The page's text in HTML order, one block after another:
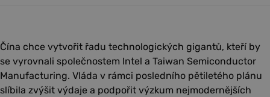
Čína chce vytvořit řadu technologických gigantů, kteří by
se vyrovnali společnostem Intel a Taiwan Semiconductor
Manufacturing. Vláda v rámci posledního pětiletého plánu
slíbila zvýšit výdaje a podpořit výzkum nejmodernějších